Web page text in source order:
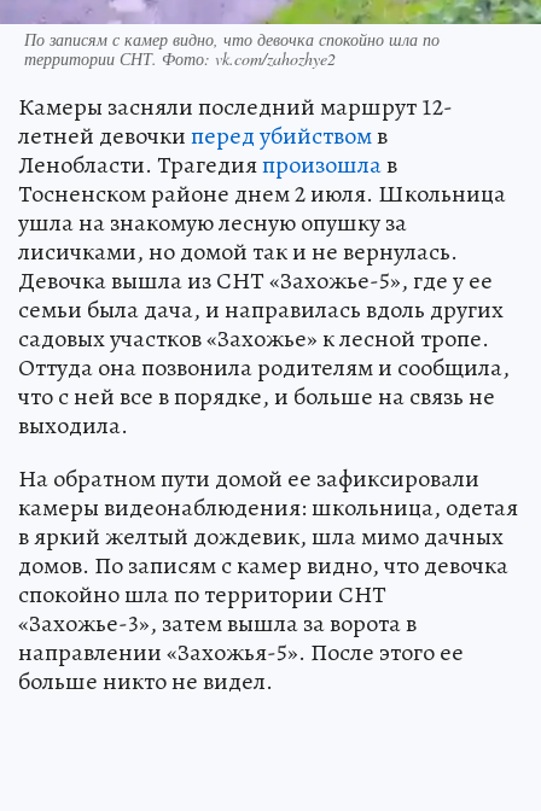
По записям с камер видно, что девочка спокойно шла по
территории СНТ. Фото: vk.com/zahozhye2
Камеры засняли последний маршрут 12-
летней девочкиперед убийствомв
Ленобласти. Трагедияпроизошлав
Тосненском районе днем 2 июля. Школьница
ушла на знакомую лесную опушку за
лисичками, но домой так и не вернулась.
Девочка вышла из СНТ «Захожье-5», где у ее
семьи была дача, и направилась вдоль других
садовых участков «Захожье» к лесной тропе.
Оттуда она позвонила родителям и сообщила,
что с ней все в порядке, и больше на связь не
выходила.
На обратном пути домой ее зафиксировали
камеры видеонаблюдения: школьница, одетая
в яркий желтый дождевик, шла мимо дачных
домов. По записям с камер видно, что девочка
спокойно шла по территории СНТ
«Захожье-3», затем вышла за ворота в
направлении «Захожья-5». После этого ее
больше никто не видел.